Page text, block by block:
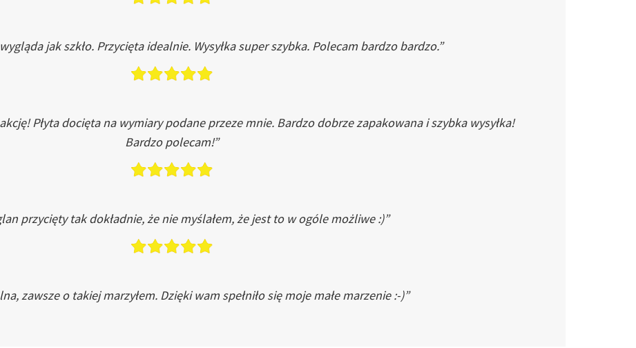
jak szkło. Przycięta idealnie. Wysyłka super szybka. Polecam bardzo bardzo.”
Płyta docięta na wymiary podane przeze mnie. Bardzo dobrze zapakowana i szybka wysyłka!
Bardzo polecam!”
przycięty tak dokładnie, że nie myślałem, że jest to w ogóle możliwe :)”
zawsze o takiej marzyłem. Dzięki wam spełniło się moje małe marzenie :-)”